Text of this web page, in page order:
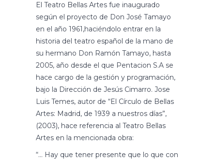
El Teatro Bellas Artes fue inaugurado
según el proyecto de Don José Tamayo
en el año 1961,haciéndolo entrar en la
historia del teatro español de la mano de
su hermano Don Ramón Tamayo, hasta
2005, año desde el que Pentacion S.A se
hace cargo de la gestión y programación,
bajo la Dirección de Jesús Cimarro. Jose
Luis Temes, autor de “El Círculo de Bellas
Artes: Madrid, de 1939 a nuestros días”,
(2003), hace referencia al Teatro Bellas
Artes en la mencionada obra:
“… Hay que tener presente que lo que con